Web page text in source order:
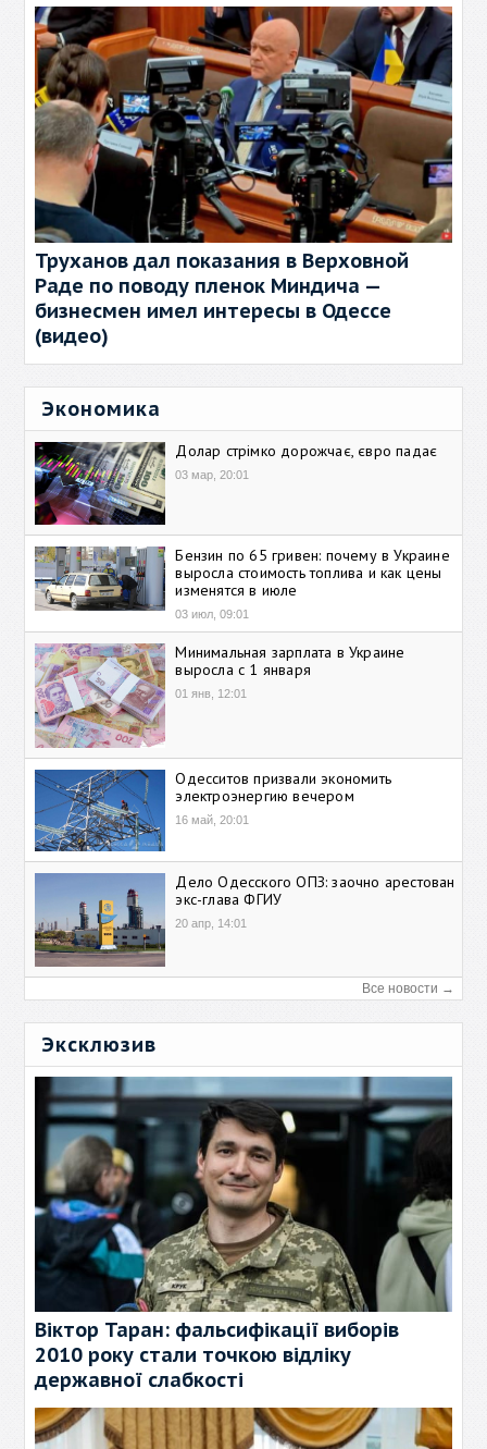
Труханов дал показания в Верховной
Раде по поводу пленок Миндича —
бизнесмен имел интересы в Одессе
(видео)
Экономика
Долар стрімко дорожчає, євро падає
03 мар, 20:01
Бензин по 65 гривен: почему в Украине
выросла стоимость топлива и как цены
изменятся в июле
03 июл, 09:01
Минимальная зарплата в Украине
выросла с 1 января
01 янв, 12:01
Одесситов призвали экономить
электроэнергию вечером
16 май, 20:01
Дело Одесского ОПЗ: заочно арестован
экс-глава ФГИУ
20 апр, 14:01
Все новости →
Эксклюзив
Віктор Таран: фальсифікації виборів
2010 року стали точкою відліку
державної слабкості